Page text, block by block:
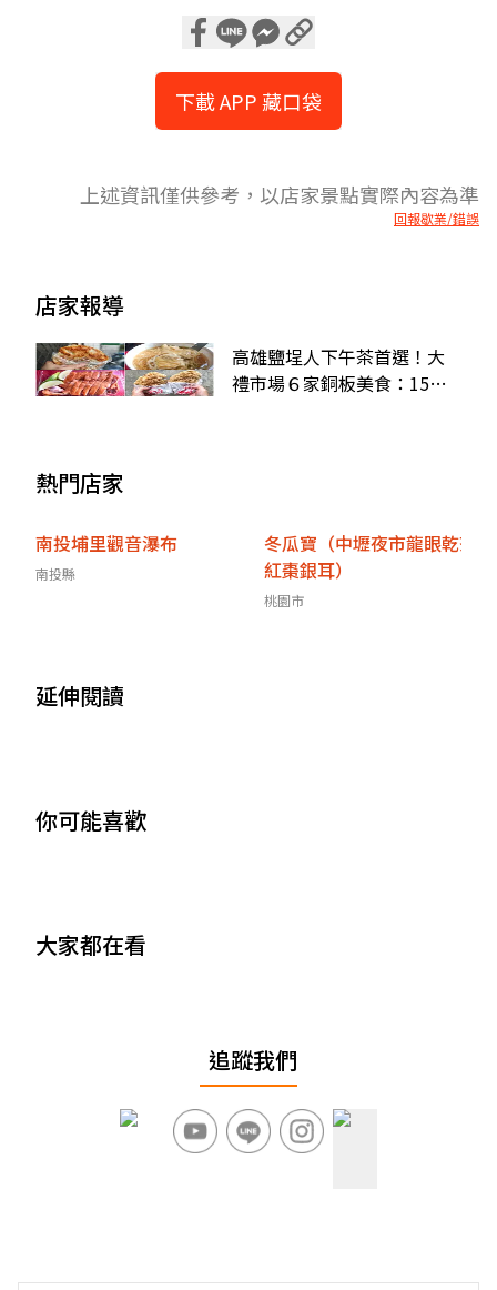
下載 APP 藏口袋
上述資訊僅供參考，以店家景點實際內容為準
回報歇業/錯誤
店家報導
高雄鹽埕人下午茶首選！大
禮市場６家銅板美食：15元
熱門店家
南投埔里觀音瀑布
南投縣
冬瓜寶（中壢夜市龍眼乾茶
紅棗銀耳）
桃園市
延伸閱讀
你可能喜歡
大家都在看
追蹤我們